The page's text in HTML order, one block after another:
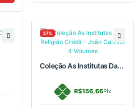
37%
Coleção As Institutas Da...
R$156,66Pix